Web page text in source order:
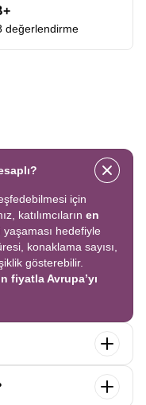
değerlendirme
için
katılımcıların en
yaşaması hedefiyle
konaklama sayısı,
gösterebilir.
fiyatla Avrupa’yı
tek seferde birçok
geziler fiyata